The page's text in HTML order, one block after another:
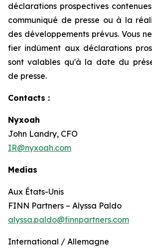
déclarations prospectives
communiqué de presse ou à la
des développements prévus. Vous
fier indûment aux déclarations
sont valables qu'à la date du
de presse.
Contacts :
Nyxoah
John Landry, CFO
IR@nyxoah.com
Medias
Aux États-Unis
FINN Partners – Alyssa Paldo
alyssa.paldo@finnpartners.com
International / Allemagne